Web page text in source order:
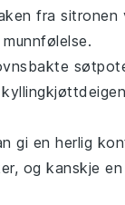
fra sitronen
kyllingkjøttdeigen
gi en herlig
, og kanskje